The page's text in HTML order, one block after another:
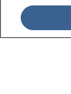
1177 på flera